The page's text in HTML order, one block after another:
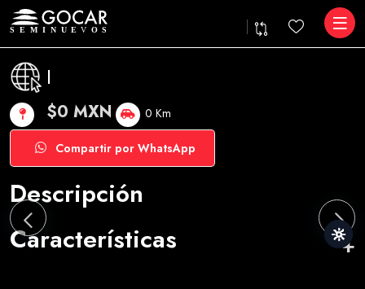
|
$0 MXN 0 Km
Compartir por WhatsApp
Descripción
Características